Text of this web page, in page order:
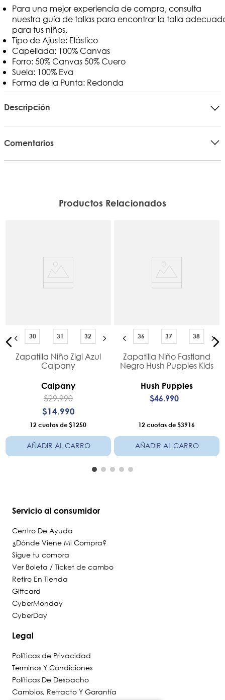
Para una mejor experiencia de compra, consulta
nuestra guía de tallas para encontrar la talla
para tus niños.
Tipo de Ajuste: Elástico
Capellada: 100% Canvas
Forro: 50% Canvas 50% Cuero
Suela: 100% Eva
Forma de la Punta: Redonda
Descripción
Comentarios
Productos Relacionados
30 31 32
Zapatilla Niño Zigi Azul
Calpany
Calpany
$29.990
$14.990
12 $1250
AÑADIR AL CARRO
36 37 38
Zapatilla Niño Fastland
Negro Hush Puppies Kids
Hush Puppies
$46.990
12 $3916
AÑADIR AL CARRO
Servicio al consumidor
Centro De Ayuda
¿Dónde Viene Mi Compra?
Sigue tu compra
Ver Boleta / Ticket de cambo
Retiro En Tienda
Giftcard
CyberMonday
CyberDay
Legal
Políticas de Privacidad
Terminos Y Condiciones
Políticas De Despacho
Cambios, Retracto Y Garantía